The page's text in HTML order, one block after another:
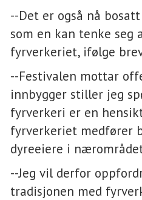
--Det er også nå
som en kan tenke seg
fyrverkeriet, ifølge
--Festivalen mottar
innbygger stiller jeg
fyrverkeri er en
fyrverkeriet medfører
dyreeiere i
--Jeg vil derfor
tradisjonen med